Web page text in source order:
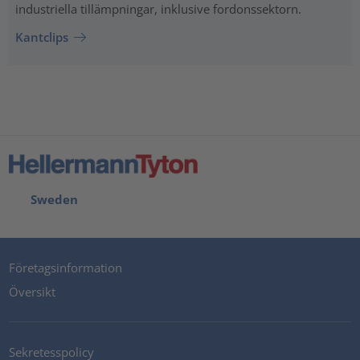
industriella tillämpningar, inklusive fordonssektorn.
Kantclips
Sweden
Företagsinformation
Översikt
Sekretesspolicy